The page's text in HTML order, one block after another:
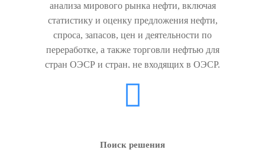
анализа мирового рынка нефти, включая
статистику и оценку предложения нефти,
спроса, запасов, цен и деятельности по
переработке, а также торговли нефтью для
стран ОЭСР и стран, не входящих в ОЭСР.
Поиск решения